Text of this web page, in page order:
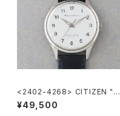
<2402-4268> CITIZEN "東
南鉄" Homer
¥49,500